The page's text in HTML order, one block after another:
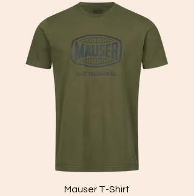
Mauser T-Shirt